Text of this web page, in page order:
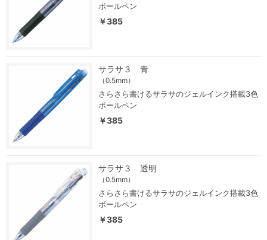
ボールペン
￥385
サラサ３ 青
（0.5mm）
さらさら書けるサラサのジェルインク搭載3色
ボールペン
￥385
サラサ３ 透明
（0.5mm）
さらさら書けるサラサのジェルインク搭載3色
ボールペン
￥385